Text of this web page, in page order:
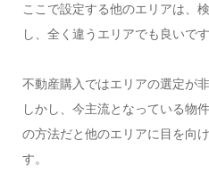
ここで設定する他のエリアは、
し、全く違うエリアでも良いです
不動産購入ではエリアの選定が
しかし、今主流となっている物
の方法だと他のエリアに目を向
す。